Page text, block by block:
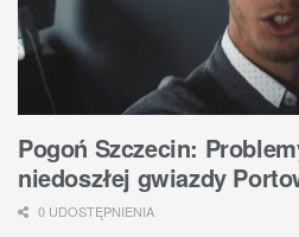
Pogoń Szczecin:
niedoszłej gwiazdy
0 UDOSTĘPNIENIA